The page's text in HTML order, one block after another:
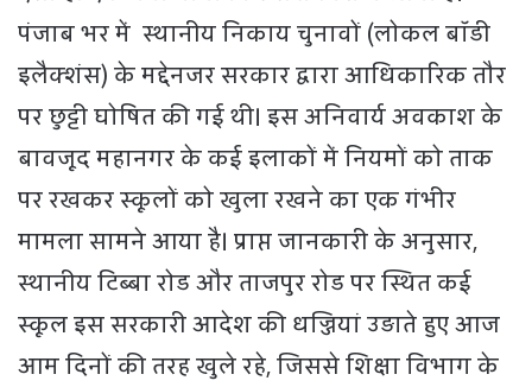
पंजाब भर में स्थानीय निकाय चुनावों (लोकल बॉडी
इलैक्शंस) के मद्देनजर सरकार द्वारा आधिकारिक तौर
पर छुट्टी घोषित की गई थी। इस अनिवार्य अवकाश के
बावजूद महानगर के कई इलाकों में नियमों को ताक
पर रखकर स्कूलों को खुला रखने का एक गंभीर
मामला सामने आया है। प्राप्त जानकारी के अनुसार,
स्थानीय टिब्बा रोड और ताजपुर रोड पर स्थित कई
स्कूल इस सरकारी आदेश की धज्जियां उड़ाते हुए आज
आम दिनों की तरह खुले रहे, जिससे शिक्षा विभाग के